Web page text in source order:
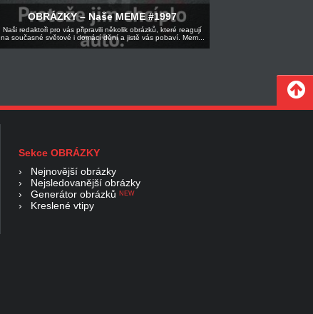
OBRÁZKY – Naše MEME #1997
Naši redaktoři pro vás připravili několik obrázků, které reagují
na současné světové i domácí dění a jistě vás pobaví. Mem...
Sekce OBRÁZKY
› Nejnovější obrázky
› Nejsledovanější obrázky
› Generátor obrázků NEW
› Kreslené vtipy